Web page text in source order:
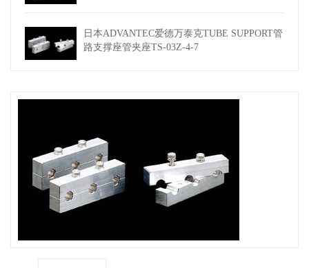
日本ADVANTEC爱德万泰克TUBE SUPPORT管
路支撑座管夹座TS-03Z-4-7